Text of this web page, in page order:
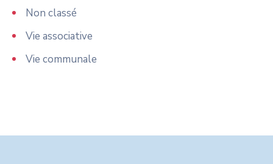
Non classé
Vie associative
Vie communale